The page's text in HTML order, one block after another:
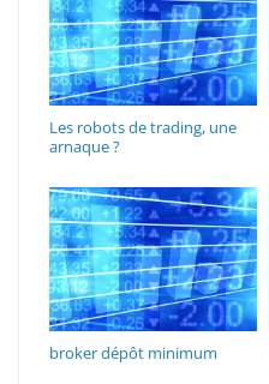
Les robots de trading, une
arnaque ?
broker dépôt minimum